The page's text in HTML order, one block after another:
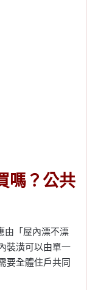
嗎？公共
由「屋內漂不漂
裝潢可以由單一
要全體住戶共同